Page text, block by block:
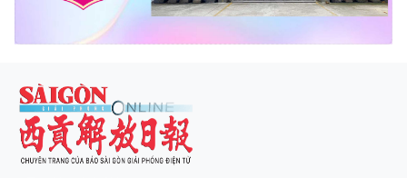
由越南新闻与传播部所属报刊局于2023年09月06日 签发第26/GP-CBC号许可
副总编辑: 阮玉英、范文长、裴氏红霜、张德义、范氏云英、杨文光、阮德显、
阮克强、陈嘉宝
主编: 阮玉英
社址: 胡志明市棋盘坊阮氏明开街432-434号
总台: (028) 39294091 - 转 060